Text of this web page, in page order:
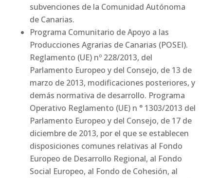
subvenciones de la Comunidad Autónoma
de Canarias.
Programa Comunitario de Apoyo a las
Producciones Agrarias de Canarias (POSEI).
Reglamento (UE) nº 228/2013, del
Parlamento Europeo y del Consejo, de 13 de
marzo de 2013, modificaciones posteriores, y
demás normativa de desarrollo. Programa
Operativo Reglamento (UE) n ° 1303/2013 del
Parlamento Europeo y del Consejo, de 17 de
diciembre de 2013, por el que se establecen
disposiciones comunes relativas al Fondo
Europeo de Desarrollo Regional, al Fondo
Social Europeo, al Fondo de Cohesión, al